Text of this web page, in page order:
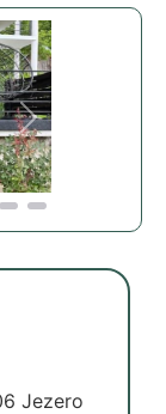
Next
Jezero